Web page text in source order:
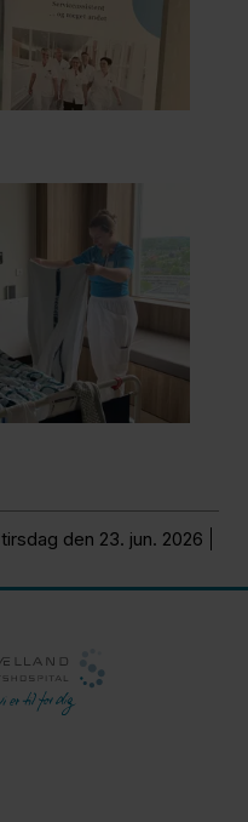
tirsdag den 23. jun. 2026